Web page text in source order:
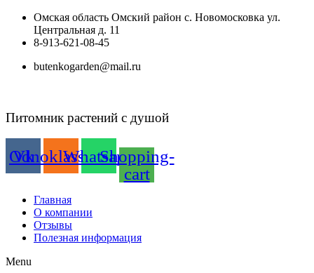
Перейти
содержимому
Омская область Омский район с. Новомосковка ул.
Центральная д. 11
8-913-621-08-45
butenkogarden@mail.ru
Питомник растений с душой
Vk
Odnoklassniki
WhatsappShopping-
cart
Главная
О компании
Отзывы
Полезная информация
Menu